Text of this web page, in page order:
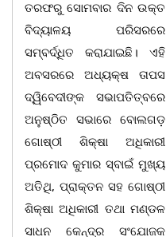
ତରଫରୁ ସୋମବାର ଦିନ ଉକ୍ତ
ବିଦ୍ୟାଳୟ ପରିସରରେ
ସମ୍ବର୍ଦ୍ଧିତ କରାଯାଇଛି। ଏହି
ଅବସରରେ ଅଧ୍ୟକ୍ଷ ତାପସ
ଦ୍ୱିବେଦୀଙ୍କ ସଭାପତିତ୍ବରେ
ଅନୁଷ୍ଠିତ ସଭାରେ ବୋଲଗଡ଼
ଗୋଷ୍ଠୀ ଶିକ୍ଷା ଅଧିକାରୀ
ପ୍ରମୋଦ କୁମାର ସ୍ବାଇଁ ମୁଖ୍ୟ
ଅତିଥି, ପ୍ରାକ୍ତନ ସହ ଗୋଷ୍ଠୀ
ଶିକ୍ଷା ଅଧିକାରୀ ତଥା ମଣ୍ଡଳ
ସାଧନ କେନ୍ଦ୍ର ସଂଯୋଜକ